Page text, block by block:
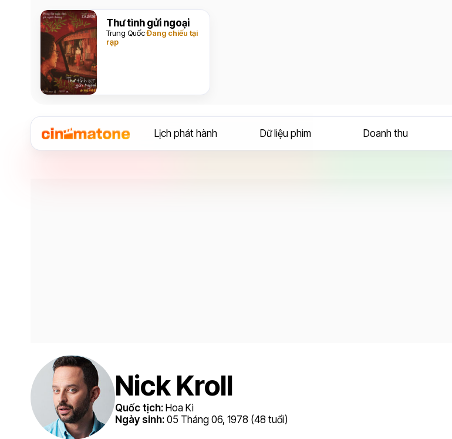
Thư tình gửi ngoại
Trung QuốcĐang chiếu tại
rạp
Lịch phát hành Dữ liệu phim Doanh thu
Nick Kroll
Quốc tịch: Hoa Kì
Ngày sinh: 05 Tháng 06, 1978 (48 tuổi)